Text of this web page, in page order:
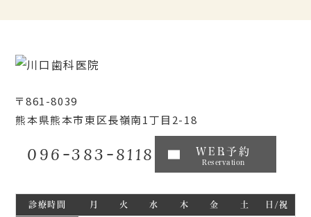
〒861-8039
熊本県熊本市東区長嶺南1丁目2-18
096-383-8118 WEB予約
Reservation
診療時間 月 火 水 木 金 土 日/祝